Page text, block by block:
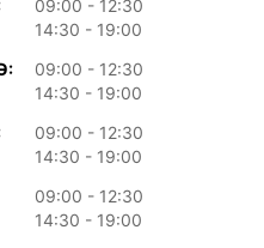
09:00 - 12:30
14:30 - 19:00
09:00 - 12:30
14:30 - 19:00
09:00 - 12:30
14:30 - 19:00
09:00 - 12:30
14:30 - 19:00